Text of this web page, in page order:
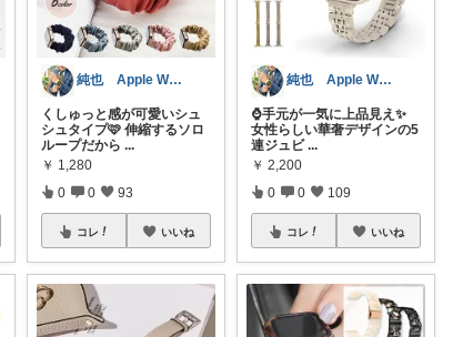
純也 Apple Watch関連紹介
くしゅっと感が可愛いシュ
シュタイプ🩷 伸縮するソロ
ループだから ...
￥ 1,280
0 0 93
コレ いいね
純也 Apple Watch関連紹介
⌚️手元が一気に上品見え✨
女性らしい華奢デザインの5
連ジュビ ...
￥ 2,200
0 0 109
コレ いいね